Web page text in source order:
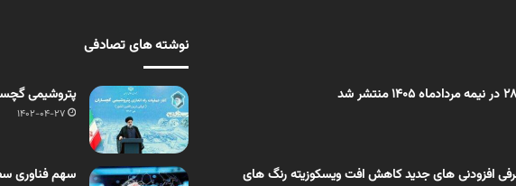
افزودنی های جدید کاهش افت ویسکوزیته رنگ های
نوشته های تصادفی
پتروشیمی
1402-04-27
سهم فناوری